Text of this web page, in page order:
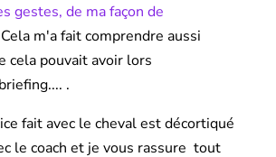
gestes, de ma façon de
m'a fait comprendre aussi
cela pouvait avoir lors
.
fait avec le cheval est décortiqué
le coach et je vous rassure tout